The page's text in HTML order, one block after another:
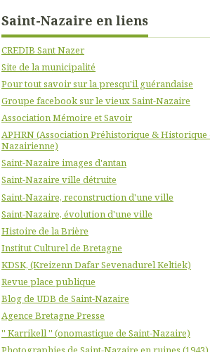
Saint-Nazaire en liens
CREDIB Sant Nazer
Site de la municipalité
Pour tout savoir sur la presqu'il guérandaise
Groupe facebook sur le vieux Saint-Nazaire
Association Mémoire et Savoir
APHRN (Association Préhistorique & Historique
Nazairienne)
Saint-Nazaire images d'antan
Saint-Nazaire ville détruite
Saint-Nazaire, reconstruction d'une ville
Saint-Nazaire, évolution d'une ville
Histoire de la Brière
Institut Culturel de Bretagne
KDSK, (Kreizenn Dafar Sevenadurel Keltiek)
Revue place publique
Blog de UDB de Saint-Nazaire
Agence Bretagne Presse
'' Karrikell '' (onomastique de Saint-Nazaire)